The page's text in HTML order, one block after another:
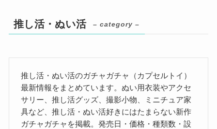
推し活・ぬい活 – category –
推し活・ぬい活のガチャガチャ（カプセルトイ）
最新情報をまとめています。ぬい用衣装やアクセ
サリー、推し活グッズ、撮影小物、ミニチュア家
具など、推し活・ぬい活好きにはたまらない新作
ガチャガチャを掲載。発売日・価格・種類数・設